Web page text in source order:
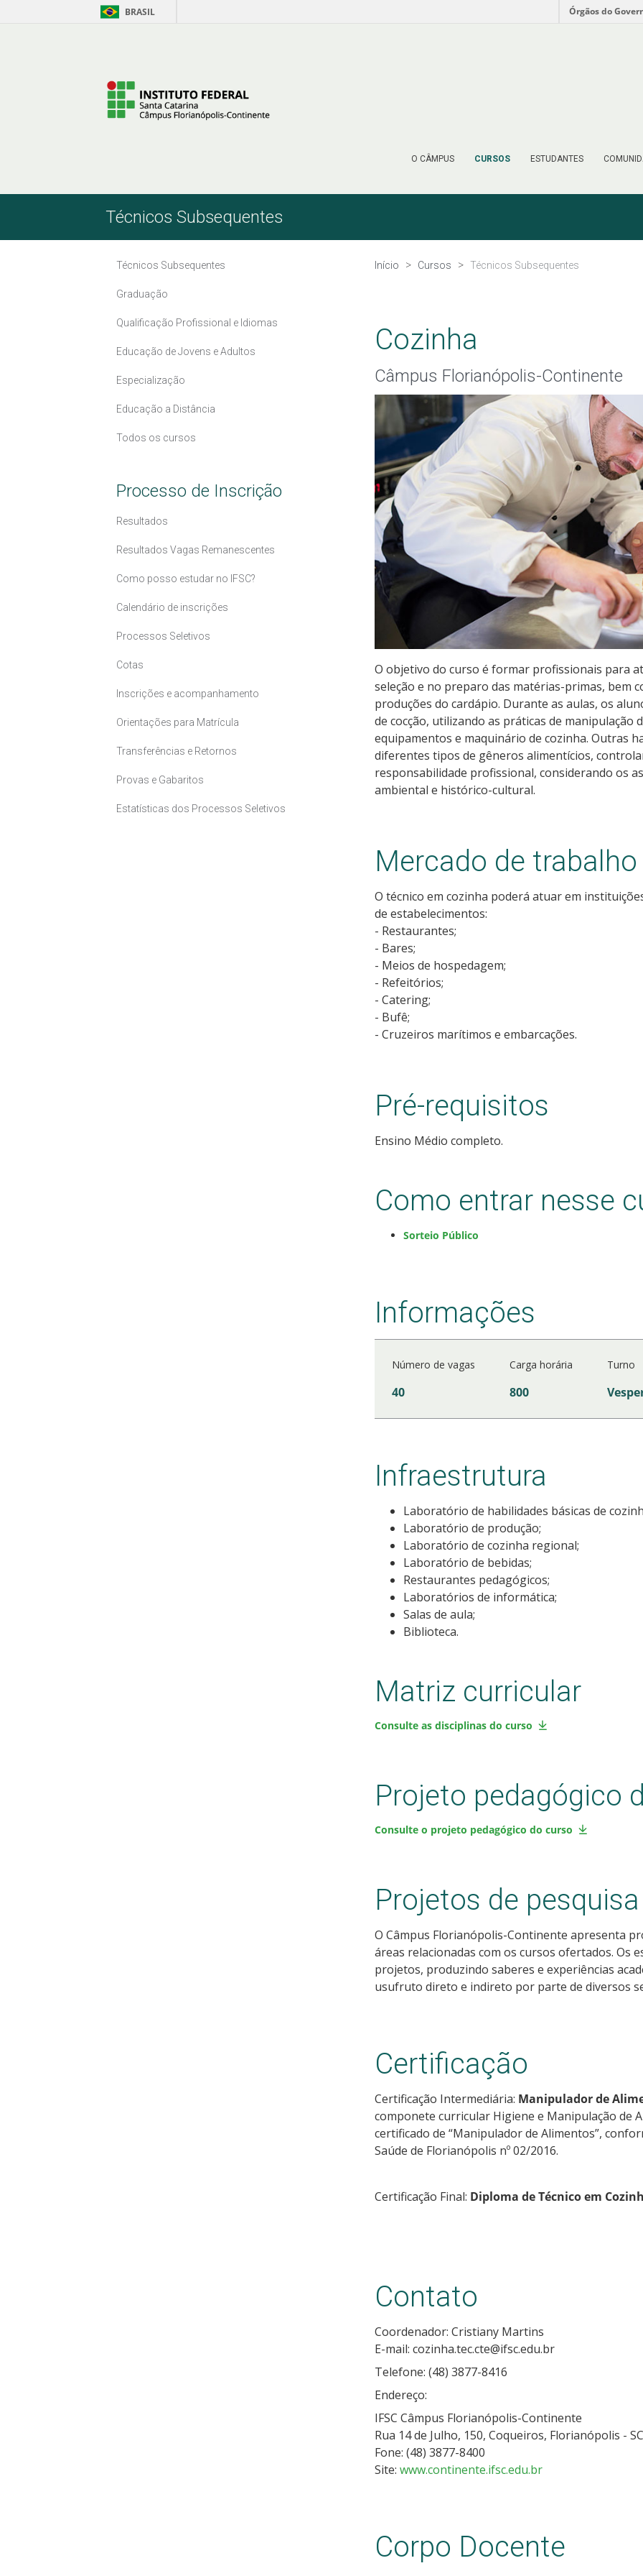
BRASIL Órgãos do
O CÂMPUS CURSOS ESTUDANTES
Técnicos Subsequentes
Técnicos Subsequentes
Graduação
Qualificação Profissional e Idiomas
Educação de Jovens e Adultos
Especialização
Educação a Distância
Todos os cursos
Processo de Inscrição
Resultados
Resultados Vagas Remanescentes
Como posso estudar no IFSC?
Calendário de inscrições
Processos Seletivos
Cotas
Inscrições e acompanhamento
Orientações para Matrícula
Transferências e Retornos
Provas e Gabaritos
Estatísticas dos Processos Seletivos
Início Cursos Técnicos Subsequentes
Cozinha
Câmpus Florianópolis-Continente
O objetivo do curso é formar profissionais para
seleção e no preparo das matérias-primas, bem
produções do cardápio. Durante as aulas, os
de cocção, utilizando as práticas de
equipamentos e maquinário de cozinha. Outras
diferentes tipos de gêneros alimentícios,
responsabilidade profissional, considerando os
ambiental e histórico-cultural.
Mercado de trabalho
O técnico em cozinha poderá atuar em
de estabelecimentos:
- Restaurantes;
- Bares;
- Meios de hospedagem;
- Refeitórios;
- Catering;
- Bufê;
- Cruzeiros marítimos e embarcações.
Pré-requisitos
Ensino Médio completo.
Como entrar nesse
Sorteio Público
Informações
Número de vagas Carga horária Turno
40 800
Infraestrutura
Laboratório de habilidades básicas de
Laboratório de produção;
Laboratório de cozinha regional;
Laboratório de bebidas;
Restaurantes pedagógicos;
Laboratórios de informática;
Salas de aula;
Biblioteca.
Matriz curricular
Consulte as disciplinas do curso
Projeto pedagógico
Consulte o projeto pedagógico do curso
Projetos de
O Câmpus Florianópolis-Continente apresenta
áreas relacionadas com os cursos ofertados. Os
projetos, produzindo saberes e experiências
usufruto direto e indireto por parte de diversos
Certificação
Certificação Intermediária: Manipulador de
componete curricular Higiene e Manipulação de
certificado de “Manipulador de Alimentos”,
Saúde de Florianópolis nº 02/2016.
Certificação Final: Diploma de Técnico em
Contato
Coordenador: Cristiany Martins
E-mail: cozinha.tec.cte@ifsc.edu.br
Telefone: (48) 3877-8416
Endereço:
IFSC Câmpus Florianópolis-Continente
Rua 14 de Julho, 150, Coqueiros, Florianópolis -
Fone: (48) 3877-8400
Site: www.continente.ifsc.edu.br
Corpo Docente